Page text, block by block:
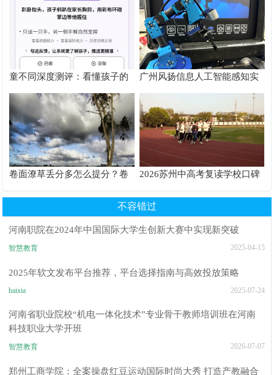
根源
童不同深度测评：看懂孩子的
个性化育儿系统
广州风扬信息人工智能感知实
验箱测评解析
卷面潦草丢分多怎么提分？卷
2026苏州中高考复读学校口碑
不容错过
河南职院在2024年中国国际大学生创新大赛中实现新突破
智慧教育 2025-04-15
2025年软文发布平台推荐，平台选择指南与高效投放策略
haixia 2025-07-24
河南省职业院校“机电一体化技术”专业骨干教师培训班在河南
科技职业大学开班
智慧教育 2026-07-07
郑州工商学院：全案操盘红豆运动国际时尚大秀 打造产教融合